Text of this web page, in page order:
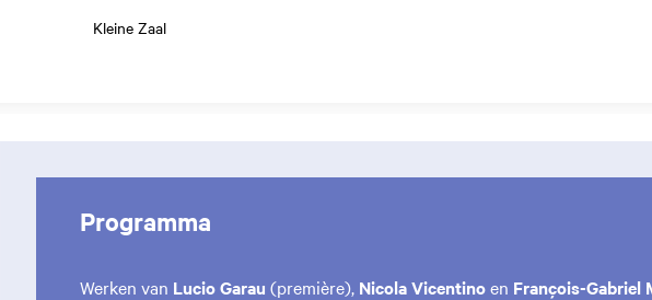
Kleine Zaal
Programma
Werken van Lucio Garau (première), Nicola Vicentinoen François-Gabriel